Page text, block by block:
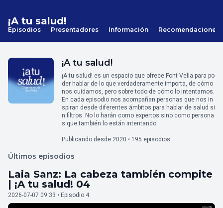
¡A tu salud!
Episodios Presentadores Información Recomendaciones
¡A tu salud!
¡A tu salud! es un espacio que ofrece Font Vella para po
der hablar de lo que verdaderamente importa, de cómo
nos cuidamos, pero sobre todo de cómo lo intentamos.
En cada episodio nos acompañan personas que nos in
spiran desde diferentes ámbitos para hablar de salud si
n filtros. No lo harán como expertos sino como persona
s que también lo están intentando.
Publicando desde 2020 • 195 episodios
Últimos episodios
Laia Sanz: La cabeza también compite
| ¡A tu salud! 04
2026-07-07 09:33 • Episodio 4